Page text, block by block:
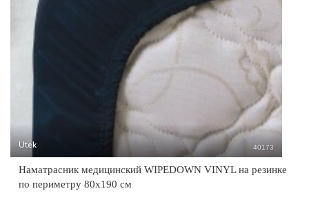
Utek 40173
Наматрасник медицинский WIPEDOWN VINYL на резинке
по периметру 80х190 см